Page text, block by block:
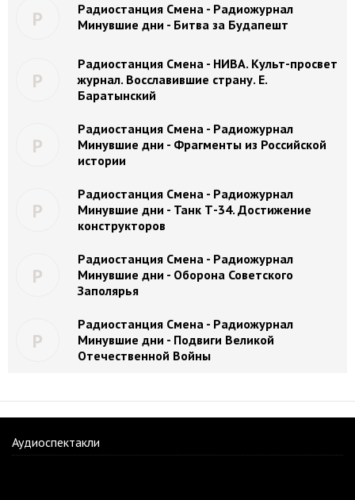
Р
Радиостанция Смена - Радиожурнал
Минувшие дни - Битва за Будапешт
Р
Радиостанция Смена - НИВА. Культ-просвет
журнал. Восславившие страну. Е.
Баратынский
Р
Радиостанция Смена - Радиожурнал
Минувшие дни - Фрагменты из Российской
истории
Р
Радиостанция Смена - Радиожурнал
Минувшие дни - Танк Т-34. Достижение
конструкторов
Р
Радиостанция Смена - Радиожурнал
Минувшие дни - Оборона Советского
Заполярья
Р
Радиостанция Смена - Радиожурнал
Минувшие дни - Подвиги Великой
Отечественной Войны
Аудиоспектакли